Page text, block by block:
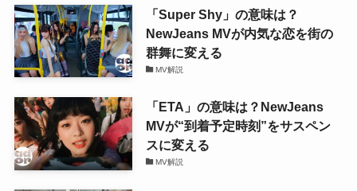
「Super Shy」の意味は？
NewJeans MVが内気な恋を街の
群舞に変える
MV解説
「ETA」の意味は？NewJeans
MVが“到着予定時刻”をサスペン
スに変える
MV解説